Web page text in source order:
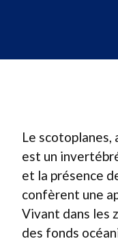
Le scotoplanes,
est un
et la présence
confèrent une
Vivant dans les
des fonds